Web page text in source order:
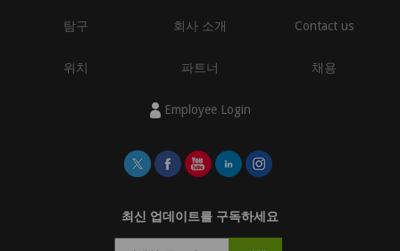
탐구 회사 소개 Contact us
위치 파트너 채용
Employee Login
최신 업데이트를 구독하세요